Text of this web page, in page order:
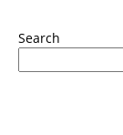
Search